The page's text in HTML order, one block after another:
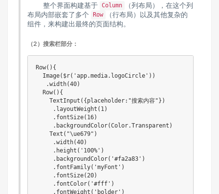
整个界面构建基于 Column
（列布局），在这个列
布局内部嵌套了多个
Row
（行布局）以及其他复杂的
组件，来构建出最终的页面结构。
（2）搜索栏部分：
Row(){
  Image($r('app.media.logoCircle'))
   .width(40)
  Row(){
    TextInput({placeholder:"搜索内容"})
     .layoutWeight(1)
     .fontSize(16)
     .backgroundColor(Color.Transparent)
    Text("\ue679")
     .width(40)
     .height('100%')
     .backgroundColor('#fa2a83')
     .fontFamily('myFont')
     .fontSize(20)
     .fontColor('#fff')
     .fontWeight('bolder')